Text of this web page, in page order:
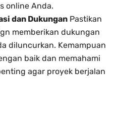
online Anda.
dan Dukungan Pastikan
memberikan dukungan
diluncurkan. Kemampuan
baik dan memahami
agar proyek berjalan